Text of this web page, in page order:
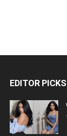
EDITOR PICKS